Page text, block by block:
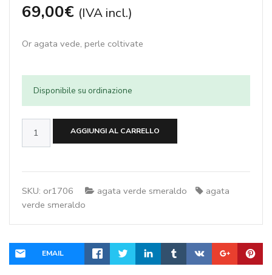
69,00€ (IVA incl.)
Or agata vede, perle coltivate
Disponibile su ordinazione
agata
quantità
AGGIUNGI AL CARRELLO
SKU: or1706 agata verde smeraldo
agata
verde smeraldo
EMAIL